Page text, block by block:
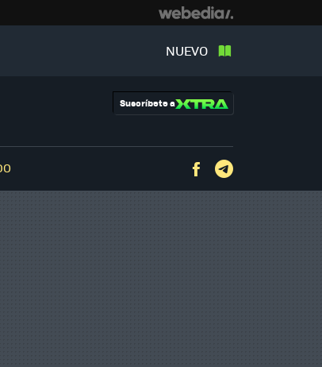
NUEVO
Suscríbete a
Facebook